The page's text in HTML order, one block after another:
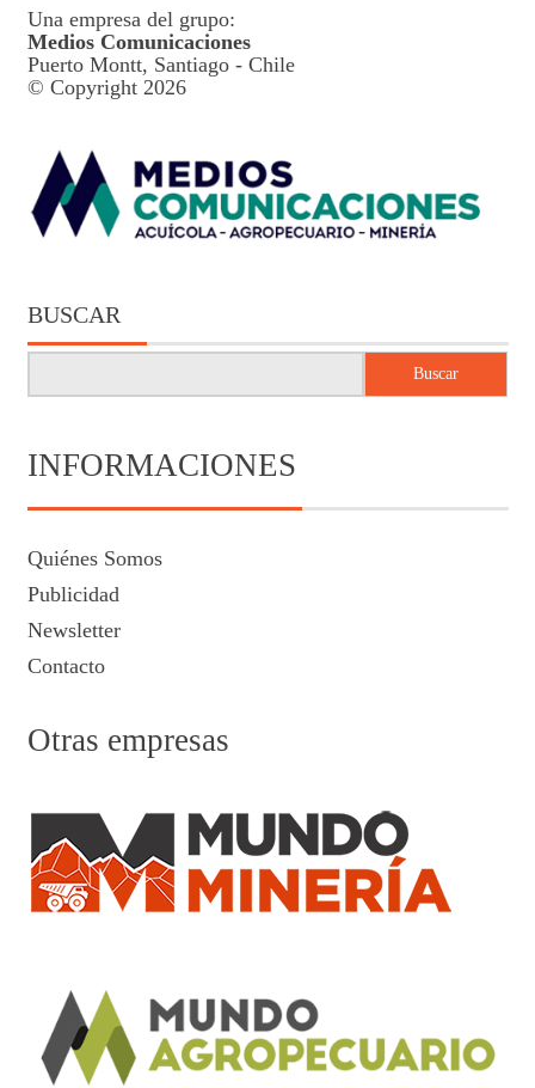
Una empresa del grupo:
Medios Comunicaciones
Puerto Montt, Santiago - Chile
© Copyright 2026
BUSCAR
Buscar
INFORMACIONES
Quiénes Somos
Publicidad
Newsletter
Contacto
Otras empresas